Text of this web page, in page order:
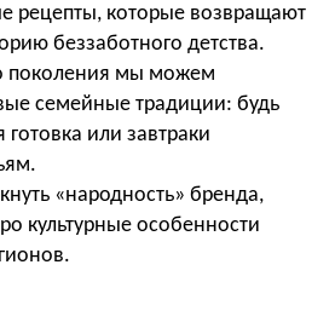
рецепты, которые возвращают
беззаботного детства.
поколения мы можем
семейные традиции: будь
готовка или завтраки
«народность» бренда,
культурные особенности